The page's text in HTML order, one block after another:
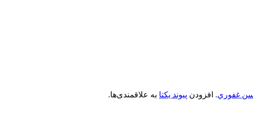
غفوري. افزودن پیوند یکتا به علاقمندی‌ها.